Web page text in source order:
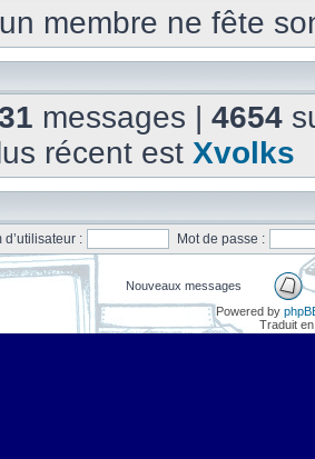
membre ne fête
messages | 4654
récent est Xvolks
d’utilisateur :
Mot de passe :
Nouveaux messages
Powered by
Traduit